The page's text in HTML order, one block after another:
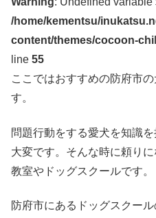
/home/kementsu/
content/themes/cocoon-
line 55
ここではおすすめの防府市
す。
問題行動をする愛犬を知識
大変です。そんな時に頼り
教室やドッグスクールです。
防府市にあるドッグスクー